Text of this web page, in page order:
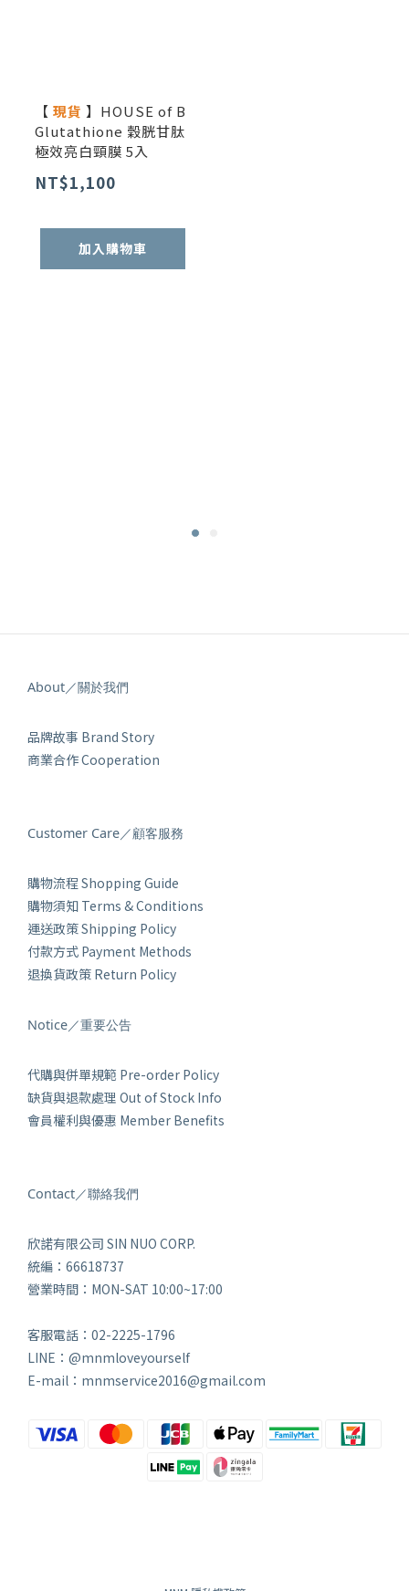
【 現貨 】HOUSE of B
Glutathione 穀胱甘肽
極效亮白頸膜 5入
NT$1,100
加入購物車
About／關於我們
品牌故事 Brand Story
商業合作 Cooperation
Customer Care／顧客服務
購物流程 Shopping Guide
購物須知 Terms & Conditions
運送政策 Shipping Policy
付款方式 Payment Methods
退換貨政策 Return Policy
Notice／重要公告
代購與併單規範 Pre-order Policy
缺貨與退款處理 Out of Stock Info
會員權利與優惠 Member Benefits
Contact／聯絡我們
欣諾有限公司 SIN NUO CORP.
統編：66618737
營業時間：MON-SAT 10:00~17:00
客服電話：02-2225-1796
LINE：@mnmloveyourself
E-mail：mnmservice2016@gmail.com